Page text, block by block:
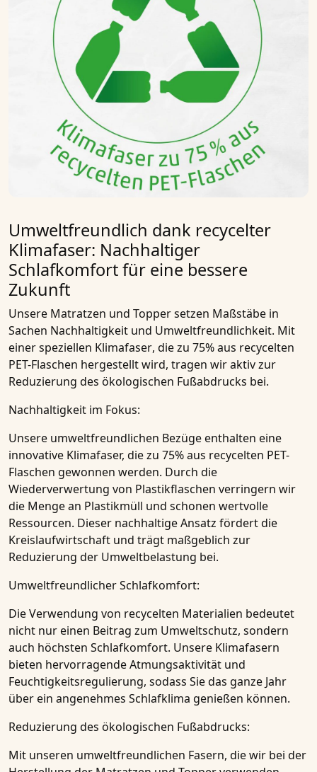
Umweltfreundlich dank recycelter
Klimafaser: Nachhaltiger
Schlafkomfort für eine bessere
Zukunft
Unsere Matratzen und Toppersetzen Maßstäbe in
Sachen Nachhaltigkeit und Umweltfreundlichkeit. Mit
einer speziellen Klimafaser, die zu 75% aus recycelten
PET-Flaschen hergestellt wird, tragen wir aktiv zur
Reduzierung des ökologischen Fußabdrucks bei.
Nachhaltigkeit im Fokus:
Unsere umweltfreundlichen Bezügeenthalten eine
innovative Klimafaser, die zu 75% aus recycelten PET-
Flaschen gewonnen werden. Durch die
Wiederverwertung von Plastikflaschen verringern wir
die Menge an Plastikmüll und schonen wertvolle
Ressourcen. Dieser nachhaltige Ansatz fördert die
Kreislaufwirtschaft und trägt maßgeblich zur
Reduzierung der Umweltbelastung bei.
Umweltfreundlicher Schlafkomfort:
Die Verwendung von recycelten Materialien bedeutet
nicht nur einen Beitrag zum Umweltschutz, sondern
auch höchsten Schlafkomfort. Unsere Klimafasern
bieten hervorragende Atmungsaktivität und
Feuchtigkeitsregulierung, sodass Sie das ganze Jahr
über ein angenehmes Schlafklima genießen können.
Reduzierung des ökologischen Fußabdrucks:
Mit unseren umweltfreundlichen Fasern, die wir bei der